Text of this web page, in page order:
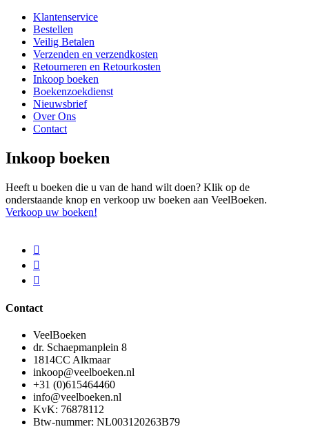
Klantenservice
Bestellen
Veilig Betalen
Verzenden en verzendkosten
Retourneren en Retourkosten
Inkoop boeken
Boekenzoekdienst
Nieuwsbrief
Over Ons
Contact
Inkoop boeken
Heeft u boeken die u van de hand wilt doen? Klik op de
onderstaande knop en verkoop uw boeken aan VeelBoeken.
Verkoop uw boeken!
Contact
VeelBoeken
dr. Schaepmanplein 8
1814CC Alkmaar
inkoop@veelboeken.nl
+31 (0)615464460
info@veelboeken.nl
KvK: 76878112
Btw-nummer: NL003120263B79